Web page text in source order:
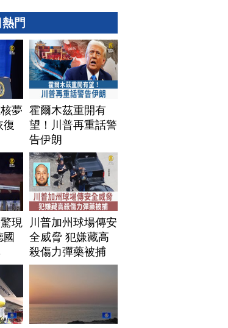
門
夢
復
霍爾木茲重開有
望！川普再重話警
告伊朗
現
川普加州球場傳安
全威脅 犯嫌藏高
殺傷力彈藥被捕